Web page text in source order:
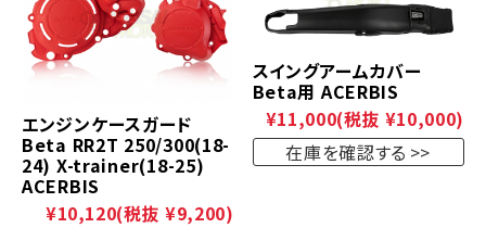
エンジンケースガード
Beta RR2T 250/300(18-
24) X-trainer(18-25)
ACERBIS
¥10,120(税抜 ¥9,200)
スイングアームカバー
Beta用 ACERBIS
¥11,000(税抜 ¥10,000)
在庫を確認する